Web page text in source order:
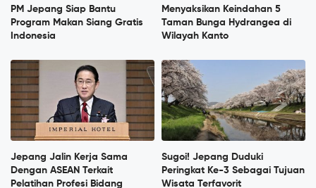
PM Jepang Siap Bantu
Program Makan Siang Gratis
Indonesia
Menyaksikan Keindahan 5
Taman Bunga Hydrangea di
Wilayah Kanto
Jepang Jalin Kerja Sama
Dengan ASEAN Terkait
Pelatihan Profesi Bidang
Sugoi! Jepang Duduki
Peringkat Ke-3 Sebagai Tujuan
Wisata Terfavorit